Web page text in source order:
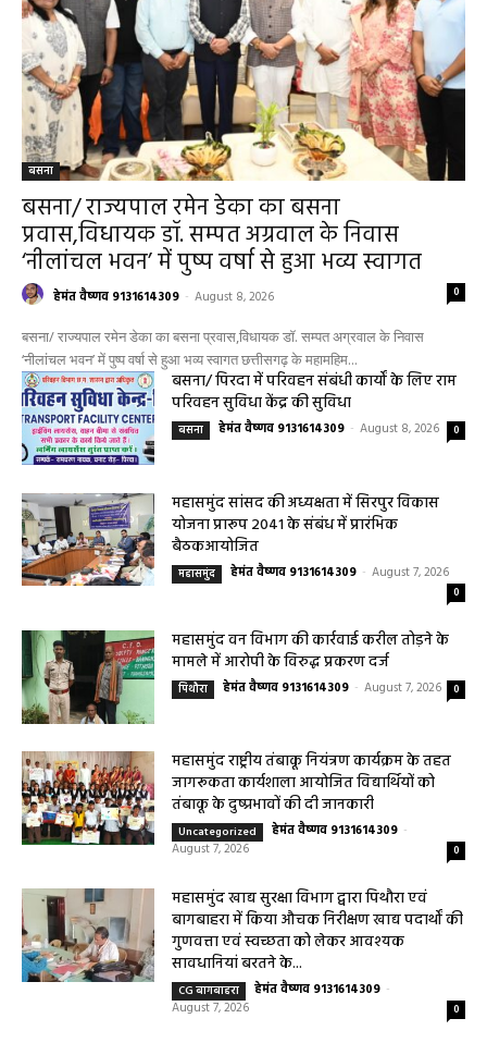
बसना
बसना/ राज्यपाल रमेन डेका का बसना
प्रवास,विधायक डॉ. सम्पत अग्रवाल के निवास
‘नीलांचल भवन’ में पुष्प वर्षा से हुआ भव्य स्वागत
हेमंत वैष्णव 9131614309 - August 8, 2026 0
बसना/ राज्यपाल रमेन डेका का बसना प्रवास,विधायक डॉ. सम्पत अग्रवाल के निवास
‘नीलांचल भवन’ में पुष्प वर्षा से हुआ भव्य स्वागत छत्तीसगढ़ के महामहिम...
बसना/ पिरदा में परिवहन संबंधी कार्यों के लिए राम
परिवहन सुविधा केंद्र की सुविधा
बसना हेमंत वैष्णव 9131614309 - August 8, 2026 0
महासमुंद सांसद की अध्यक्षता में सिरपुर विकास
योजना प्रारूप 2041 के संबंध में प्रारंभिक
बैठकआयोजित
महासमुंद हेमंत वैष्णव 9131614309 - August 7, 2026
0
महासमुंद वन विभाग की कार्रवाई करील तोड़ने के
मामले में आरोपी के विरुद्ध प्रकरण दर्ज
पिथौरा हेमंत वैष्णव 9131614309 - August 7, 2026 0
महासमुंद राष्ट्रीय तंबाकू नियंत्रण कार्यक्रम के तहत
जागरूकता कार्यशाला आयोजित विद्यार्थियों को
तंबाकू के दुष्प्रभावों की दी जानकारी
Uncategorized हेमंत वैष्णव 9131614309 -
August 7, 2026
0
महासमुंद खाद्य सुरक्षा विभाग द्वारा पिथौरा एवं
बागबाहरा में किया औचक निरीक्षण खाद्य पदार्थों की
गुणवत्ता एवं स्वच्छता को लेकर आवश्यक
सावधानियां बरतने के...
CG बागबाहरा हेमंत वैष्णव 9131614309 -
August 7, 2026
0